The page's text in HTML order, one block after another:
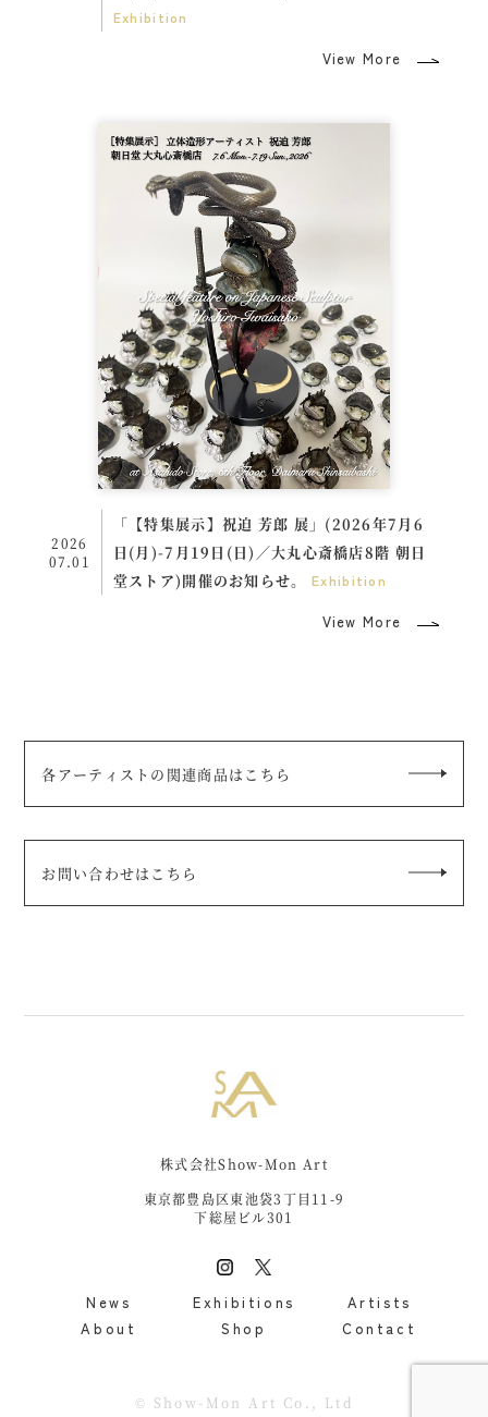
Exhibition
View More
2026
07.01
「【特集展示】祝迫 芳郎 展」(2026年7月6
日(月)-7月19日(日)／大丸心斎橋店8階 朝日
堂ストア)開催のお知らせ。
Exhibition
View More
各アーティストの関連商品はこちら
お問い合わせはこちら
株式会社Show-Mon Art
東京都豊島区東池袋3丁目11-9
下総屋ビル301
News Exhibitions
Artists
About
Shop Contact
©︎ Show-Mon Art Co., Ltd